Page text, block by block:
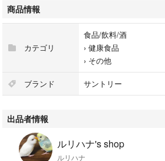
商品情報
カテゴリ
食品/飲料/酒
› 健康食品
› その他
ブランド サントリー
出品者情報
ルリハナ's shop
ルリハナ